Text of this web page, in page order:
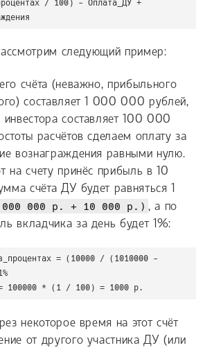
/ 100) - Оплата_ДУ +
следующий пример:
счёта (неважно, прибыльного
составляет 1 000 000 рублей,
составляет 100 000
расчётов сделаем оплату за
вознаграждения равными нулю.
на счету принёс прибыль в 10
счёта ДУ будет равняться 1
000 р. + 10 000 р.) , а по
вкладчика за день будет 1%:
= (10000 / (1010000 -
= 100000 * (1 / 100) = 1000 р.
некоторое время на этот счёт
от другого участника ДУ (или